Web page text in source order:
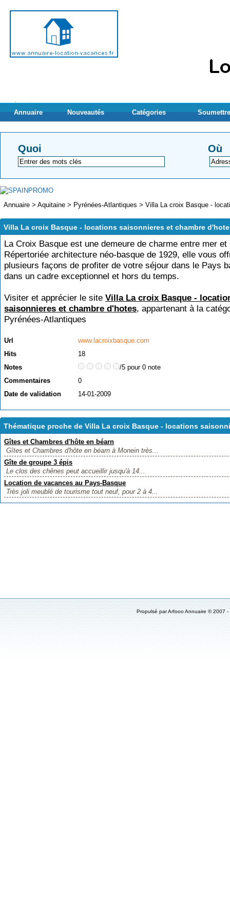
Annuaire Nouveautés Catégories
Quoi Où
Annuaire > Aquitaine > Pyrénées-Atlantiques > Villa La croix Basque -
Villa La croix Basque - locations saisonnieres et chambre
La Croix Basque est une demeure de charme entre mer et
Répertoriée architecture néo-basque de 1929, elle vous
plusieurs façons de profiter de votre séjour dans le Pays
dans un cadre exceptionnel et hors du temps.
Visiter et apprécier le site Villa La croix Basque -
saisonnieres et chambre d'hotes, appartenant à la
Pyrénées-Atlantiques
Url
www.lacroixbasque.com
Hits
18
Notes
/5 pour 0 note
Commentaires
0
Date de validation
14-01-2009
Thématique proche de Villa La croix Basque - locations
Gîtes et Chambres d'hôte en béarn
Gîtes et Chambres d'hôte en béarn à Monein très...
Gîte de groupe 3 épis
Le clos des chênes peut accueillir jusqu'à 14...
Location de vacances au Pays-Basque
Très joli meublé de tourisme tout neuf, pour 2 à 4...
Propulsé par Arfooo Annuaire ©